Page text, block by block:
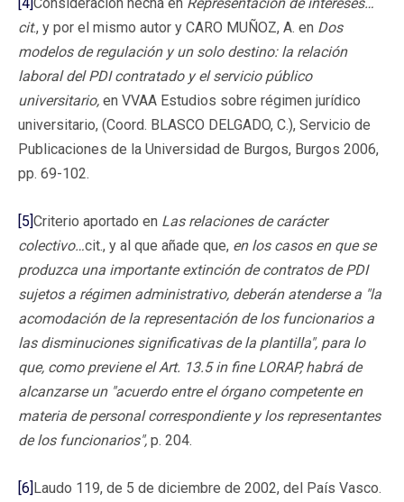
cit., y por el mismo autor y CARO MUÑOZ, A. en Dos
modelos de regulación y un solo destino: la relación
laboral del PDI contratado y el servicio público
universitario, en VVAA Estudios sobre régimen jurídico
universitario, (Coord. BLASCO DELGADO, C.), Servicio de
Publicaciones de la Universidad de Burgos, Burgos 2006,
pp. 69-102.
[5]Criterio aportado en Las relaciones de carácter
colectivo…cit., y al que añade que, en los casos en que se
produzca una importante extinción de contratos de PDI
sujetos a régimen administrativo, deberán atenderse a "la
acomodación de la representación de los funcionarios a
las disminuciones significativas de la plantilla", para lo
que, como previene el Art. 13.5 in fine LORAP, habrá de
alcanzarse un "acuerdo entre el órgano competente en
materia de personal correspondiente y los representantes
de los funcionarios", p. 204.
[6]Laudo 119, de 5 de diciembre de 2002, del País Vasco.